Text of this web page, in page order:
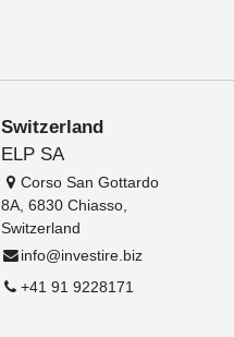
Switzerland
ELP SA
Corso San Gottardo
8A, 6830 Chiasso,
Switzerland
info@investire.biz
+41 91 9228171